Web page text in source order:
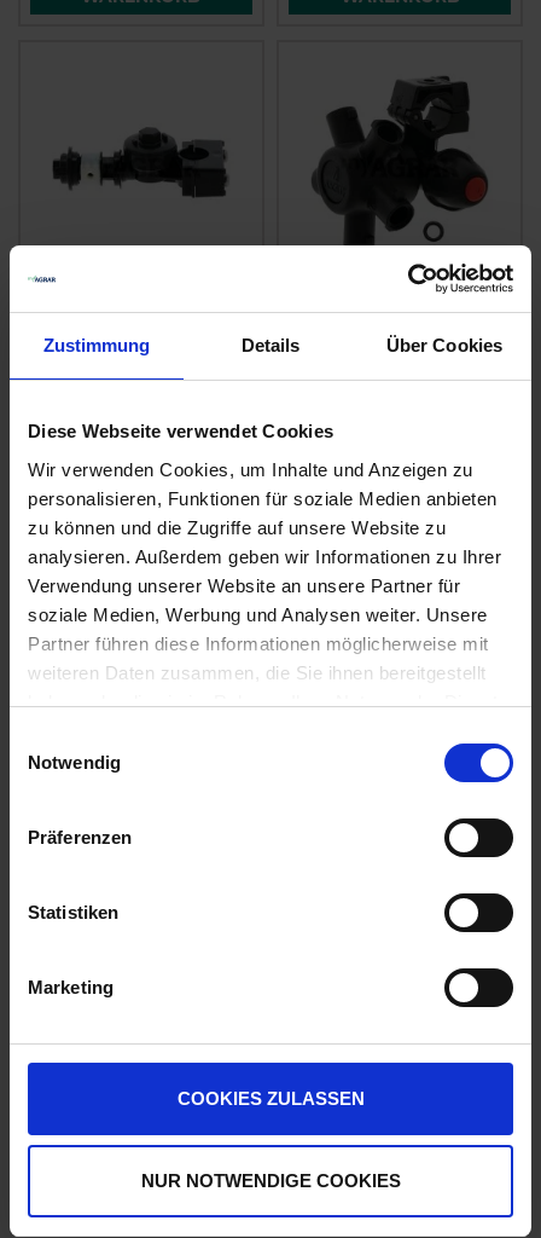
Zustimmung Details Über Cookies
Diese Webseite verwendet Cookies
Wir verwenden Cookies, um Inhalte und Anzeigen zu
personalisieren, Funktionen für soziale Medien anbieten
zu können und die Zugriffe auf unsere Website zu
analysieren. Außerdem geben wir Informationen zu Ihrer
Verwendung unserer Website an unsere Partner für
soziale Medien, Werbung und Analysen weiter. Unsere
Partner führen diese Informationen möglicherweise mit
weiteren Daten zusammen, die Sie ihnen bereitgestellt
haben oder die sie im Rahmen Ihrer Nutzung der Dienste
Notwendig
Präferenzen
Statistiken
Marketing
COOKIES ZULASSEN
NUR NOTWENDIGE COOKIES
Supray Pentajet
WARENKORB
GRANIT Fünffach-
Düsenhalter
WARENKORB
Anmelden für Ihren persönlichen Preis
8,40 € / St
8,40 €pro 1 Stück
Lieferung voraussichtlich ab Freitag, 14. August 2026
QTY_CONTROL_DECREASE
Arag S.r.l. con socio unico
Via A.Palladio 5/A
42048 Rubiera - Reggio nell Emilia - ITALY
customerservice-RUB@nordson.com